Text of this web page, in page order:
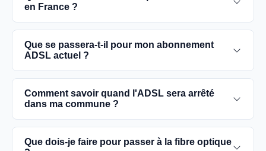
en France ?
L'extinction complète du réseau ADSL est prévue
pour 2030. D'ici là, les utilisateurs sont
optique, plus rapides et fiables.
Que se passera-t-il pour mon abonnement
ADSL actuel ?
Vous pouvez continuer à utiliser votre
abonnement ADSL jusqu'à la date de fermeture du
conseillé de passer à la fibre optique dès que
possible pour une meilleure qualité de service.
Comment savoir quand l'ADSL sera arrêté
dans ma commune ?
Les dates précises de fermeture de l'ADSL varient
Que dois-je faire pour passer à la fibre optique